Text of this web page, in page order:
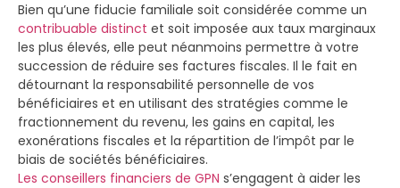
Bien qu’une fiducie familiale soit considérée comme un
contribuable distinct et soit imposée aux taux marginaux
les plus élevés, elle peut néanmoins permettre à votre
succession de réduire ses factures fiscales. Il le fait en
détournant la responsabilité personnelle de vos
bénéficiaires et en utilisant des stratégies comme le
fractionnement du revenu, les gains en capital, les
exonérations fiscales et la répartition de l’impôt par le
biais de sociétés bénéficiaires.
Les conseillers financiers de GPN s’engagent à aider les